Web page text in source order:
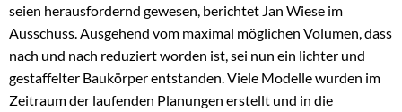
seien herausfordernd gewesen, berichtet Jan Wiese im
Ausschuss. Ausgehend vom maximal möglichen Volumen, dass
nach und nach reduziert worden ist, sei nun ein lichter und
gestaffelter Baukörper entstanden. Viele Modelle wurden im
Zeitraum der laufenden Planungen erstellt und in die